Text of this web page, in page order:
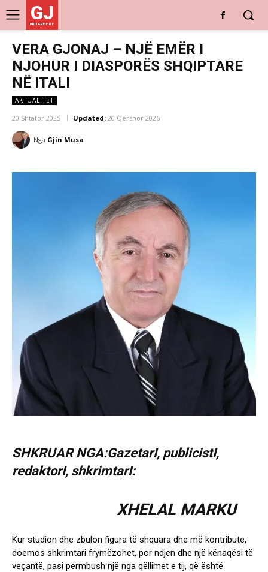
GJ
DRITARE E RE
VERA GJONAJ – NJË EMËR I
NJOHUR I DIASPORËS SHQIPTARE
NË ITALI
AKTUALITET
20 Shtator 2025 Updated: 20 Qershor 2026
Nga Gjin Musa
SHKRUAR NGA:GazetarI, publicistI,
redaktorI, shkrimtarI:
XHELAL MARKU
Kur studion dhe zbulon figura të shquara dhe më kontribute,
doemos shkrimtari frymëzohet, por ndjen dhe një kënaqësi të
veçantë, pasi përmbush një nga qëllimet e tij, që është